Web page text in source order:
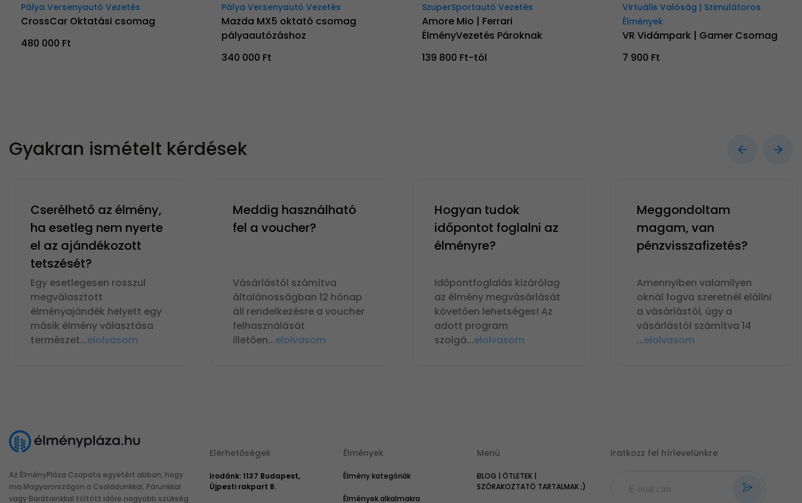
Pálya Versenyautó Vezetés
CrossCar Oktatási csomag
480 000 Ft
Pálya Versenyautó Vezetés
Mazda MX5 oktató csomag
pályaautózáshoz
340 000 Ft
SzuperSportautó Vezetés
Amore Mio | Ferrari
ÉlményVezetés Pároknak
139 800 Ft-tól
Virtuális Valóság | Szimulátoros
Élmények
VR Vidámpark | Gamer Csomag
7 900 Ft
Gyakran ismételt kérdések
Cserélhető az élmény,
ha esetleg nem nyerte
el az ajándékozott
tetszését?
Egy esetlegesen rosszul
megválasztott
élményajándék helyett egy
másik élmény választása
természet...elolvasom
Meddig használható
fel a voucher?
Vásárlástól számítva
általánosságban 12 hónap
áll rendelkezésre a voucher
felhasználását
illetően...elolvasom
Hogyan tudok
időpontot foglalni az
élményre?
Időpontfoglalás kizárólag
az élmény megvásárlását
követően lehetséges! Az
adott program
szolgá...elolvasom
Meggondoltam
magam, van
pénzvisszafizetés?
Amennyiben valamilyen
oknál fogva szeretnél elállni
a vásárlástól, úgy a
vásárlástól számítva 14
...elolvasom
Az ÉlményPláza Csapata egyetért abban, hogy
ma Magyarországon a Családunkkal, Párunkkal
vagy Barátainkkal töltött időre nagyobb szükség
Elérhetőségek
Irodánk: 1137 Budapest,
Újpesti rakpart 8.
Élmények
Élmény kategóriák
Élmények alkalmakra
Menü
BLOG | ÖTLETEK |
SZÓRAKOZTATÓ TARTALMAK ;)
Iratkozz fel hírlevelünkre